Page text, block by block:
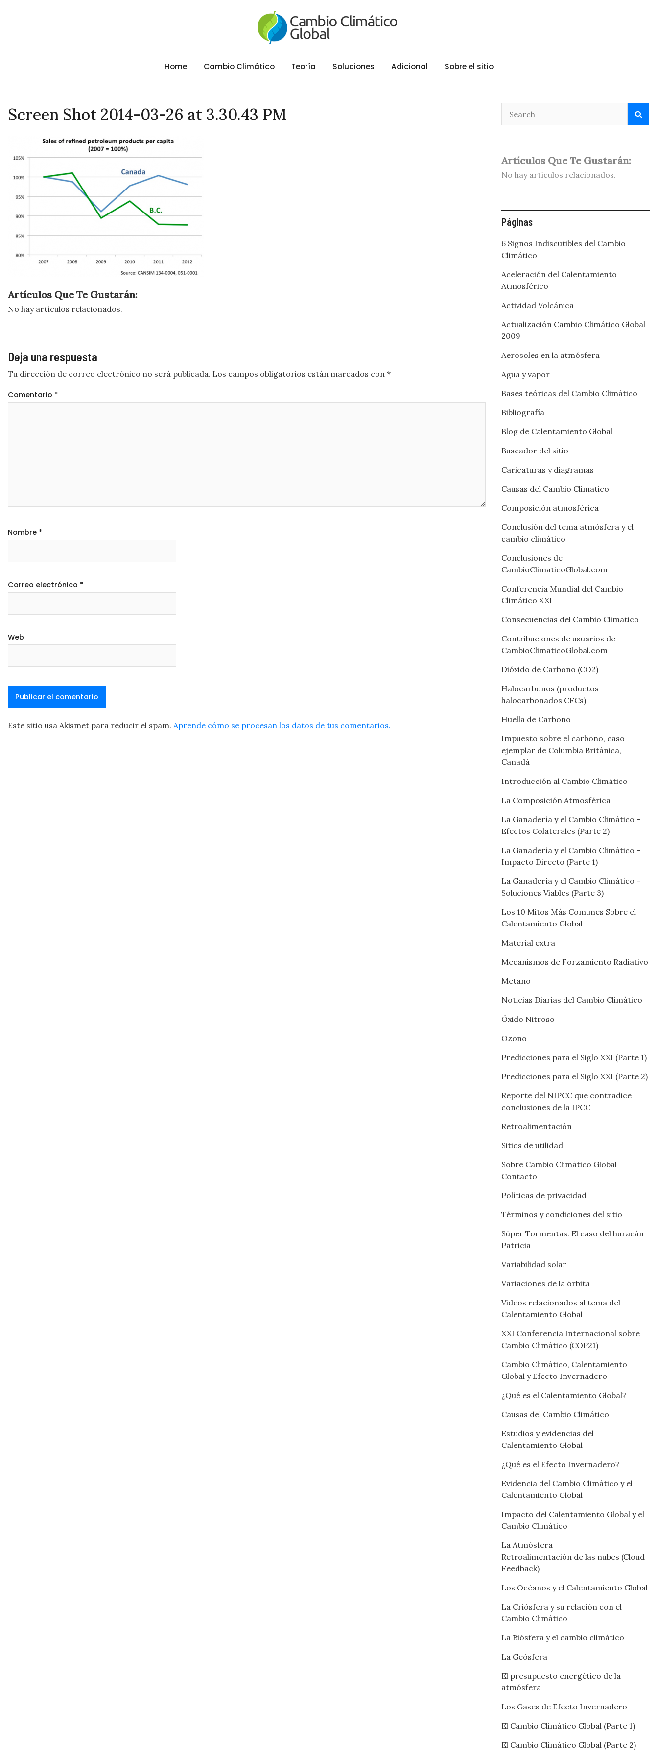
Cambio Climático Global
Home Cambio Climático Teoría Soluciones Adicional Sobre el sitio
Screen Shot 2014-03-26 at 3.30.43 PM
Artículos Que Te Gustarán:
No hay artículos relacionados.
Deja una respuesta
Tu dirección de correo electrónico no será publicada. Los campos obligatorios están marcados con *
Comentario *
Nombre *
Correo electrónico *
Web
Este sitio usa Akismet para reducir el spam. Aprende cómo se procesan los datos de tus comentarios.
Artículos Que Te Gustarán:
No hay artículos relacionados.
Páginas
6 Signos Indiscutibles del Cambio
Climático
Aceleración del Calentamiento
Atmosférico
Actividad Volcánica
Actualización Cambio Climático Global
2009
Aerosoles en la atmósfera
Agua y vapor
Bases teóricas del Cambio Climático
Bibliografía
Blog de Calentamiento Global
Buscador del sitio
Caricaturas y diagramas
Causas del Cambio Climatico
Composición atmosférica
Conclusión del tema atmósfera y el
cambio climático
Conclusiones de
CambioClimaticoGlobal.com
Conferencia Mundial del Cambio
Climático XXI
Consecuencias del Cambio Climatico
Contribuciones de usuarios de
CambioClimaticoGlobal.com
Dióxido de Carbono (CO2)
Halocarbonos (productos
halocarbonados CFCs)
Huella de Carbono
Impuesto sobre el carbono, caso
ejemplar de Columbia Británica,
Canadá
Introducción al Cambio Climático
La Composición Atmosférica
La Ganadería y el Cambio Climático –
Efectos Colaterales (Parte 2)
La Ganadería y el Cambio Climático –
Impacto Directo (Parte 1)
La Ganadería y el Cambio Climático –
Soluciones Viables (Parte 3)
Los 10 Mitos Más Comunes Sobre el
Calentamiento Global
Material extra
Mecanismos de Forzamiento Radiativo
Metano
Noticias Diarias del Cambio Climático
Óxido Nitroso
Ozono
Predicciones para el Siglo XXI (Parte 1)
Predicciones para el Siglo XXI (Parte 2)
Reporte del NIPCC que contradice
conclusiones de la IPCC
Retroalimentación
Sitios de utilidad
Sobre Cambio Climático Global
Contacto
Políticas de privacidad
Términos y condiciones del sitio
Súper Tormentas: El caso del huracán
Patricia
Variabilidad solar
Variaciones de la órbita
Videos relacionados al tema del
Calentamiento Global
XXI Conferencia Internacional sobre
Cambio Climático (COP21)
Cambio Climático, Calentamiento
Global y Efecto Invernadero
¿Qué es el Calentamiento Global?
Causas del Cambio Climático
Estudios y evidencias del
Calentamiento Global
¿Qué es el Efecto Invernadero?
Evidencia del Cambio Climático y el
Calentamiento Global
Impacto del Calentamiento Global y el
Cambio Climático
La Atmósfera
Retroalimentación de las nubes (Cloud
Feedback)
Los Océanos y el Calentamiento Global
La Criósfera y su relación con el
Cambio Climático
La Biósfera y el cambio climático
La Geósfera
El presupuesto energético de la
atmósfera
Los Gases de Efecto Invernadero
El Cambio Climático Global (Parte 1)
El Cambio Climático Global (Parte 2)